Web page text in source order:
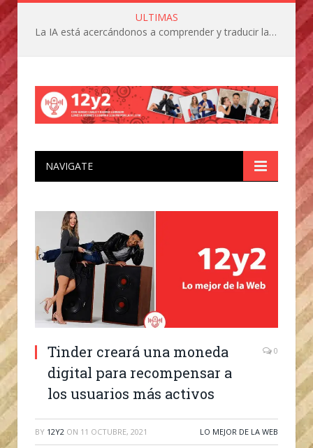
ULTIMAS
La IA está acercándonos a comprender y traducir las vocalizaciones y comportamientos de nuestras mascotas
NAVIGATE
Tinder creará una moneda
digital para recompensar a
los usuarios más activos
0
BY 12Y2 ON 11 OCTUBRE, 2021 LO MEJOR DE LA WEB